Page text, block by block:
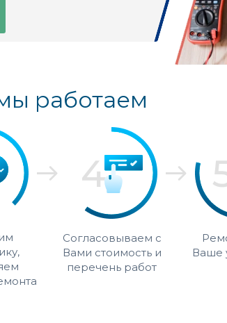
работаем
Согласовываем с
Вами стоимость и
перечень работ
Ваше